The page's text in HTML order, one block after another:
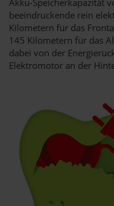
Akku-Speicherkapazität
beeindruckende rein
Kilometern für das
145 Kilometern für das
dabei von der
Elektromotor an der